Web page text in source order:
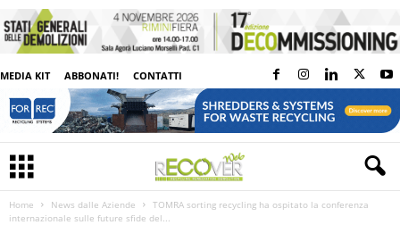
MEDIA KIT ABBONATI! CONTATTI
Home News dalle Aziende
TOMRA sorting recycling ha ospitato la conferenza
internazionale sulle future sfide del...